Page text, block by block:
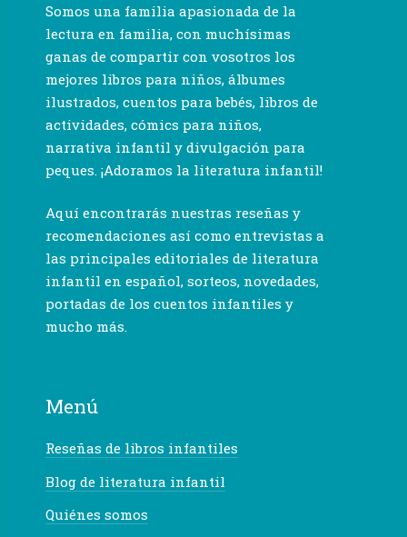
Somos una familia apasionada de la
lectura en familia, con muchísimas
ganas de compartir con vosotros los
mejores libros para niños, álbumes
ilustrados, cuentos para bebés, libros de
actividades, cómics para niños,
narrativa infantil y divulgación para
peques. ¡Adoramos la literatura infantil!
Aquí encontrarás nuestras reseñas y
recomendaciones así como entrevistas a
las principales editoriales de literatura
infantil en español, sorteos, novedades,
portadas de los cuentos infantiles y
mucho más.
Menú
Reseñas de libros infantiles
Blog de literatura infantil
Quiénes somos